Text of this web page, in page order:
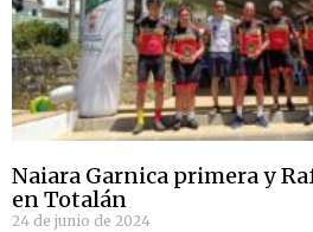
Naiara Garnica primera y
en Totalán
24 de junio de 2024